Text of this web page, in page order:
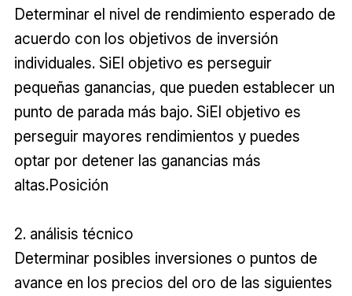
Determinar el nivel de rendimiento esperado de
acuerdo con los objetivos de inversión
individuales. SiEl objetivo es perseguir
pequeñas ganancias, que pueden establecer un
punto de parada más bajo. SiEl objetivo es
perseguir mayores rendimientos y puedes
optar por detener las ganancias más
altas.Posición
2. análisis técnico
Determinar posibles inversiones o puntos de
avance en los precios del oro de las siguientes